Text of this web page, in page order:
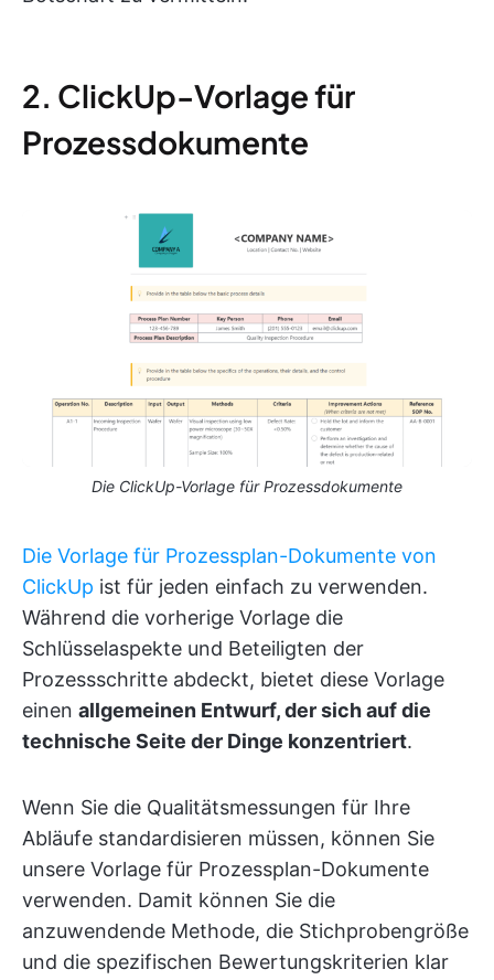
2. ClickUp-Vorlage für
Prozessdokumente
Die ClickUp-Vorlage für Prozessdokumente
Die Vorlage für Prozessplan-Dokumente von
ClickUp ist für jeden einfach zu verwenden.
Während die vorherige Vorlage die
Schlüsselaspekte und Beteiligten der
Prozessschritte abdeckt, bietet diese Vorlage
einen allgemeinen Entwurf, der sich auf die
technische Seite der Dinge konzentriert.
Wenn Sie die Qualitätsmessungen für Ihre
Abläufe standardisieren müssen, können Sie
unsere Vorlage für Prozessplan-Dokumente
verwenden. Damit können Sie die
anzuwendende Methode, die Stichprobengröße
und die spezifischen Bewertungskriterien klar